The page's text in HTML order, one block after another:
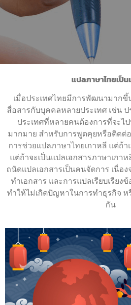
แปลภาษาไทยเป็น
เมื่อประเทศไทยมีการพัฒนามาก
สื่อสารกับบุคคลหลายประเทศ เช่น
ประเทศที่หลายคนต้องการที่จะไ
มากมาย สำหรับการพูดคุยหรือติดต่
การช่วยแปลภาษาไทยเกาหลี แต่ถ้า
แต่ถ้าจะเป็นแปลเอกสารภาษาเกา
ถนัดแปลเอกสารเป็นคนจัดการ เนื่อ
ทำเอกสาร และการแปลเรียบเรียง
ทำให้ไม่เกิดปัญหาในการทำธุรกิจ
กัน